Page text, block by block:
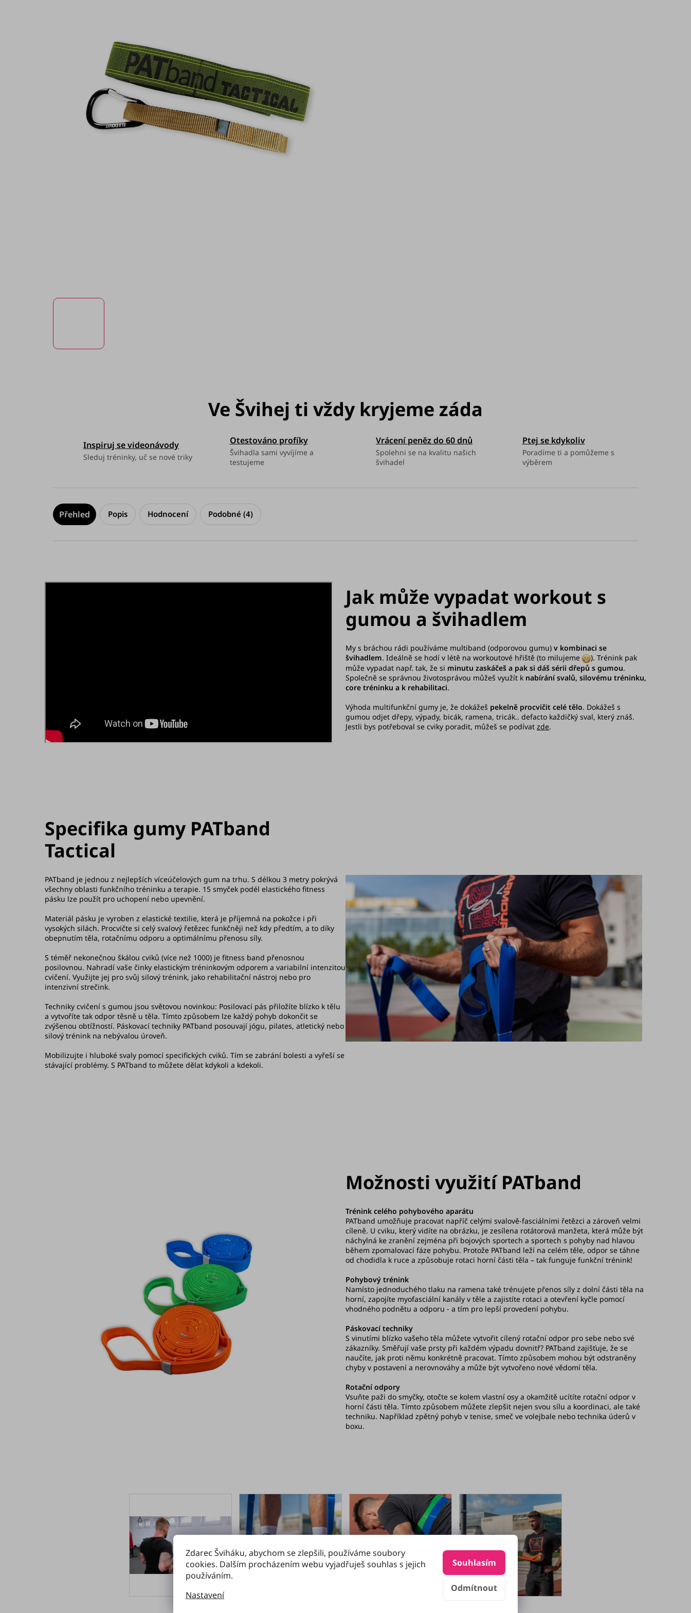
Zdarec Šviháku, abychom se zlepšili, používáme soubory
cookies. Dalším procházením webu vyjadřuješ souhlas s jejich
používáním.
Nastavení
Odmítnout
Souhlasím
Inspiruj se videonávody
Sleduj tréninky, uč se nové triky
Otestováno profíky
Švihadla sami vyvíjíme a
testujeme
Vrácení peněz do 60 dnů
Spolehni se na kvalitu našich
švihadel
Ptej se kdykoliv
Poradíme ti a pomůžeme s
výběrem
Popis Podobné (4)
Hodnocení
Jak může vypadat workout s
gumou a švihadlem
My s bráchou rádi používáme multiband (odporovou gumu) v kombinaci se
švihadlem. Ideálně se hodí v létě na workoutové hřiště (to milujeme
). Trénink pak
může vypadat např. tak, že si minutu zaskáčeš a pak si dáš sérii dřepů s gumou.
Společně se správnou životosprávou můžeš využít k nabírání svalů, silovému tréninku,
core tréninku a k rehabilitaci.
Výhoda multifunkční gumy je, že dokážeš pekelně procvičit celé tělo. Dokážeš s
gumou odjet dřepy, výpady, bicák, ramena, tricák.. defacto každičký sval, který znáš.
Jestli bys potřeboval se cviky poradit, můžeš se podívat zde.
Specifika gumy PATband
Tactical
PATband je jednou z nejlepších víceúčelových gum na trhu. S délkou 3 metry pokrývá
všechny oblasti funkčního tréninku a terapie. 15 smyček podél elastického fitness
pásku lze použít pro uchopení nebo upevnění.
Materiál pásku je vyroben z elastické textilie, která je příjemná na pokožce i při
vysokých silách. Procvičte si celý svalový řetězec funkčněji než kdy předtím, a to díky
obepnutím těla, rotačnímu odporu a optimálnímu přenosu síly.
S téměř nekonečnou škálou cviků (více než 1000) je fitness band přenosnou
posilovnou. Nahradí vaše činky elastickým tréninkovým odporem a variabilní intenzitou
cvičení. Využijte jej pro svůj silový trénink, jako rehabilitační nástroj nebo pro
intenzivní strečink.
Techniky cvičení s gumou jsou světovou novinkou: Posilovací pás přiložíte blízko k tělu
a vytvoříte tak odpor těsně u těla. Tímto způsobem lze každý pohyb dokončit se
zvýšenou obtížností. Páskovací techniky PATband posouvají jógu, pilates, atletický nebo
silový trénink na nebývalou úroveň.
Mobilizujte i hluboké svaly pomocí specifických cviků. Tím se zabrání bolesti a vyřeší se
stávající problémy. S PATband to můžete dělat kdykoli a kdekoli.
Možnosti využití PATband
Trénink celého pohybového aparátu
PATband umožňuje pracovat napříč celými svalově-fasciálními řetězci a zároveň velmi
cíleně. U cviku, který vidíte na obrázku, je zesílena rotátorová manžeta, která může být
náchylná ke zranění zejména při bojových sportech a sportech s pohyby nad hlavou
během zpomalovací fáze pohybu. Protože PATband leží na celém těle, odpor se táhne
od chodidla k ruce a způsobuje rotaci horní části těla – tak funguje funkční trénink!
Pohybový trénink
Namísto jednoduchého tlaku na ramena také trénujete přenos síly z dolní části těla na
horní, zapojíte myofasciální kanály v těle a zajistíte rotaci a otevření kyčle pomocí
vhodného podnětu a odporu - a tím pro lepší provedení pohybu.
Páskovací techniky
S vinutími blízko vašeho těla můžete vytvořit cílený rotační odpor pro sebe nebo své
zákazníky. Směřují vaše prsty při každém výpadu dovnitř? PATband zajišťuje, že se
naučíte, jak proti němu konkrétně pracovat. Tímto způsobem mohou být odstraněny
chyby v postavení a nerovnováhy a může být vytvořeno nové vědomí těla.
Rotační odpory
Vsuňte paži do smyčky, otočte se kolem vlastní osy a okamžitě ucítíte rotační odpor v
horní části těla. Tímto způsobem můžete zlepšit nejen svou sílu a koordinaci, ale také
techniku. Například zpětný pohyb v tenise, smeč ve volejbale nebo technika úderů v
boxu.